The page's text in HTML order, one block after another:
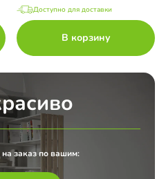
Доступно для доставки
В корзину
заказ по вашим: